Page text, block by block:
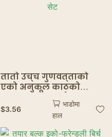
तातो उच्च गुणवत्ताको
एको अनुकूल काठको
चक्कु चक्कु र फोर्क
काठको डिस्पोरिन्टेन्ट
$3.56
भाडोमा
हाल